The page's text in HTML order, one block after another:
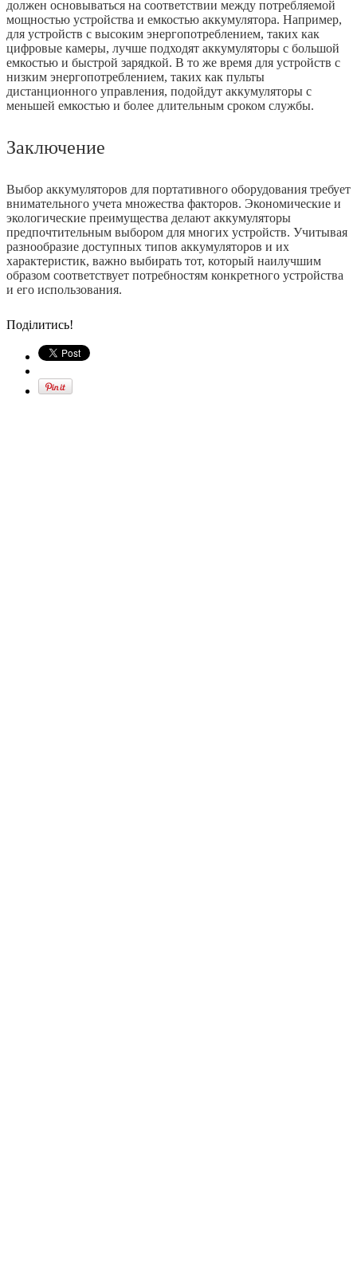
должен основываться на соответствии между потребляемой
мощностью устройства и емкостью аккумулятора. Например,
для устройств с высоким энергопотреблением, таких как
цифровые камеры, лучше подходят аккумуляторы с большой
емкостью и быстрой зарядкой. В то же время для устройств с
низким энергопотреблением, таких как пульты
дистанционного управления, подойдут аккумуляторы с
меньшей емкостью и более длительным сроком службы.
Заключение
Выбор аккумуляторов для портативного оборудования требует
внимательного учета множества факторов. Экономические и
экологические преимущества делают аккумуляторы
предпочтительным выбором для многих устройств. Учитывая
разнообразие доступных типов аккумуляторов и их
характеристик, важно выбирать тот, который наилучшим
образом соответствует потребностям конкретного устройства
и его использования.
Поділитись!